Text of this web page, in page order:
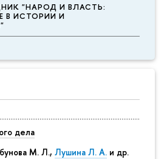
"НАРОД И ВЛАСТЬ:
В ИСТОРИИ И
дела
М. Л., Лушина Л. А. и др.